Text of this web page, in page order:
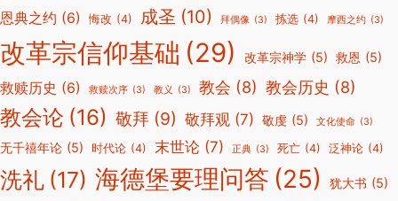
恩典之约 (6) 悔改 (4) 成圣 (10) 拜偶像 (3) 拣选 (4) 摩西之约 (3)
改革宗信仰基础 (29) 改革宗神学 (5) 救恩 (5)
救赎历史 (6) 救赎次序 (3) 教义 (3) 教会 (8) 教会历史 (8)
教会论 (16) 敬拜 (9) 敬拜观 (7) 敬虔 (5) 文化使命 (3)
无千禧年论 (5) 时代论 (4) 末世论 (7) 正典 (3) 死亡 (4) 泛神论 (4)
洗礼 (17) 海德堡要理问答 (25) 犹大书 (5)